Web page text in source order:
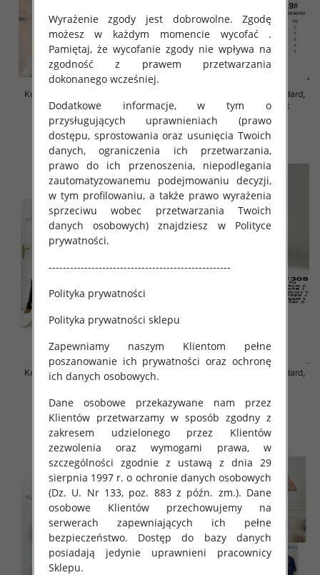
Komplet damskie Roz Standard,
Mix Kolor Paczka 8 szt
55.00 zł
szczegóły
Komplet damskie Roz Standard,
Mix Kolor Paczka 12 szt
82.00 zł
szczegóły
Komplet damskie Roz Standard,
Mix Kolor Paczka 6 szt
55.00 zł
szczegóły
Komplet damskie Roz Standard,
65.00 zł
szczegóły
Wyrażenie zgody jest dobrowolne. Zgodę
możesz w każdym momencie wycofać .
Pamiętaj, że wycofanie zgody nie wpływa na
zgodność z prawem przetwarzania
dokonanego wcześniej.
Dodatkowe informacje, w tym o
przysługujących uprawnieniach (prawo
dostępu, sprostowania oraz usunięcia Twoich
danych, ograniczenia ich przetwarzania,
prawo do ich przenoszenia, niepodlegania
zautomatyzowanemu podejmowaniu decyzji,
w tym profilowaniu, a także prawo wyrażenia
sprzeciwu wobec przetwarzania Twoich
danych osobowych) znajdziesz w Polityce
prywatności.
---------------------------------------------------
Polityka prywatności
Polityka prywatności sklepu
Zapewniamy naszym Klientom pełne
poszanowanie ich prywatności oraz ochronę
ich danych osobowych.
Dane osobowe przekazywane nam przez
Klientów przetwarzamy w sposób zgodny z
zakresem udzielonego przez Klientów
zezwolenia oraz wymogami prawa, w
szczególności zgodnie z ustawą z dnia 29
sierpnia 1997 r. o ochronie danych osobowych
(Dz. U. Nr 133, poz. 883 z późn. zm.). Dane
osobowe Klientów przechowujemy na
serwerach zapewniających ich pełne
bezpieczeństwo. Dostęp do bazy danych
posiadają jedynie uprawnieni pracownicy
Sklepu.